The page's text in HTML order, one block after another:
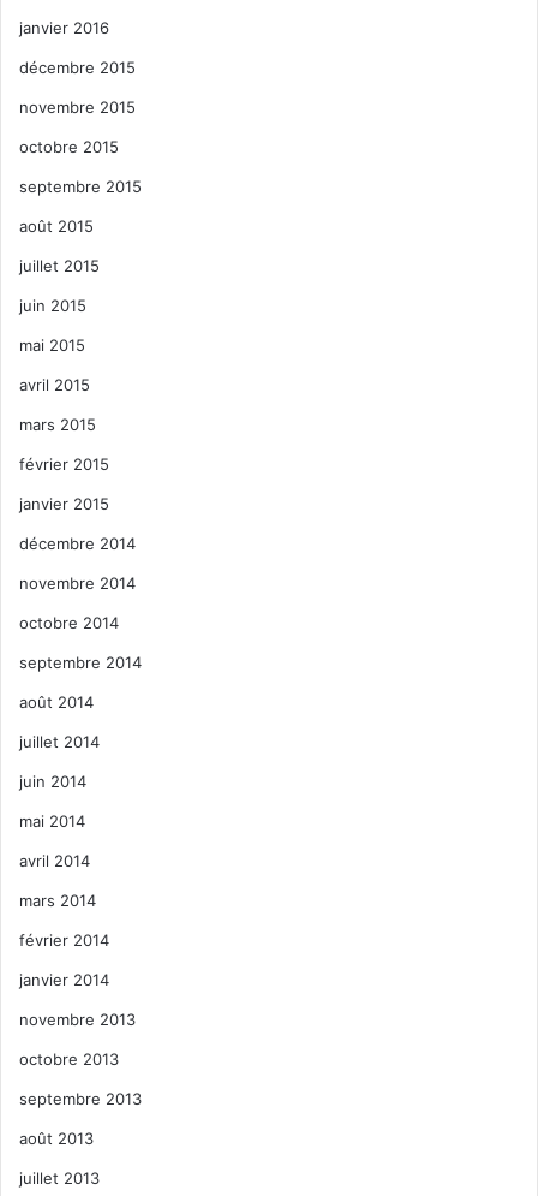
janvier 2016
décembre 2015
novembre 2015
octobre 2015
septembre 2015
août 2015
juillet 2015
juin 2015
mai 2015
avril 2015
mars 2015
février 2015
janvier 2015
décembre 2014
novembre 2014
octobre 2014
septembre 2014
août 2014
juillet 2014
juin 2014
mai 2014
avril 2014
mars 2014
février 2014
janvier 2014
novembre 2013
octobre 2013
septembre 2013
août 2013
juillet 2013